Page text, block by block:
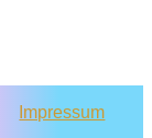
Impressum